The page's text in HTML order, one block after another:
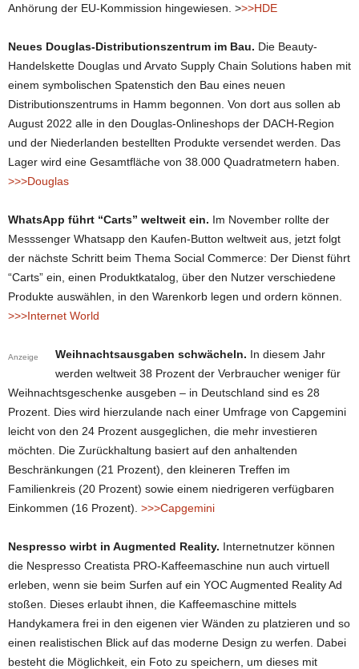
Anhörung der EU-Kommission hingewiesen. >>>HDE
Neues Douglas-Distributionszentrum im Bau. Die Beauty-
Handelskette Douglas und Arvato Supply Chain Solutions haben mit
einem symbolischen Spatenstich den Bau eines neuen
Distributionszentrums in Hamm begonnen. Von dort aus sollen ab
August 2022 alle in den Douglas-Onlineshops der DACH-Region
und der Niederlanden bestellten Produkte versendet werden. Das
Lager wird eine Gesamtfläche von 38.000 Quadratmetern haben.
>>>Douglas
WhatsApp führt “Carts” weltweit ein. Im November rollte der
Messsenger Whatsapp den Kaufen-Button weltweit aus, jetzt folgt
der nächste Schritt beim Thema Social Commerce: Der Dienst führt
“Carts” ein, einen Produktkatalog, über den Nutzer verschiedene
Produkte auswählen, in den Warenkorb legen und ordern können.
>>>Internet World
Anzeige Weihnachtsausgaben schwächeln. In diesem Jahr
werden weltweit 38 Prozent der Verbraucher weniger für
Weihnachtsgeschenke ausgeben – in Deutschland sind es 28
Prozent. Dies wird hierzulande nach einer Umfrage von Capgemini
leicht von den 24 Prozent ausgeglichen, die mehr investieren
möchten. Die Zurückhaltung basiert auf den anhaltenden
Beschränkungen (21 Prozent), den kleineren Treffen im
Familienkreis (20 Prozent) sowie einem niedrigeren verfügbaren
Einkommen (16 Prozent). >>>Capgemini
Nespresso wirbt in Augmented Reality. Internetnutzer können
die Nespresso Creatista PRO-Kaffeemaschine nun auch virtuell
erleben, wenn sie beim Surfen auf ein YOC Augmented Reality Ad
stoßen. Dieses erlaubt ihnen, die Kaffeemaschine mittels
Handykamera frei in den eigenen vier Wänden zu platzieren und so
einen realistischen Blick auf das moderne Design zu werfen. Dabei
besteht die Möglichkeit, ein Foto zu speichern, um dieses mit